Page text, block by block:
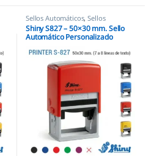
Sellos Automáticos,Sellos
empresas,Shiny
Shiny S827 – 50×30 mm. Sello
Automático Personalizado